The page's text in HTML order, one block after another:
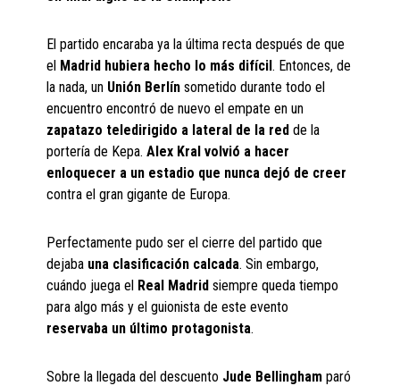
El partido encaraba ya la última recta después de que
el Madrid hubiera hecho lo más difícil. Entonces, de
la nada, un Unión Berlín sometido durante todo el
encuentro encontró de nuevo el empate en un
zapatazo teledirigido a lateral de la red de la
portería de Kepa.Alex Kral volvió a hacer
enloquecer a un estadio que nunca dejó de creer
contra el gran gigante de Europa.
Perfectamente pudo ser el cierre del partido que
dejaba una clasificación calcada. Sin embargo,
cuándo juega el Real Madrid siempre queda tiempo
para algo más y el guionista de este evento
reservaba un último protagonista.
Sobre la llegada del descuento Jude Bellingham paró